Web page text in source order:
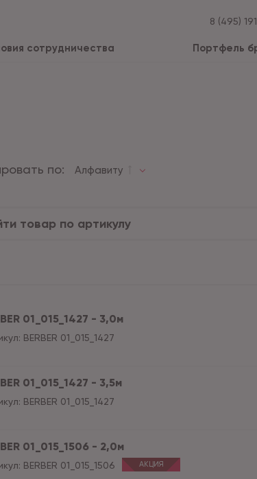
8 (495)
сотрудничества Портфель
по: Алфавиту
01_015_1427 - 3,0м
BERBER 01_015_1427
01_015_1427 - 3,5м
BERBER 01_015_1427
01_015_1506 - 2,0м
BERBER 01_015_1506 АКЦИЯ